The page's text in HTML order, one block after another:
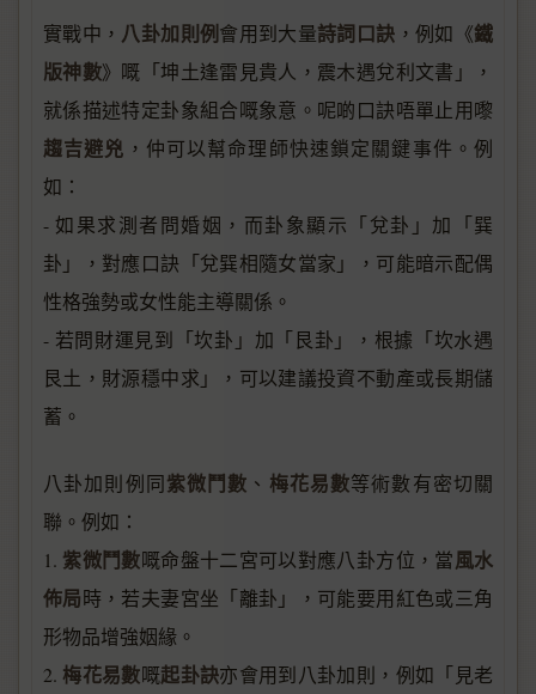
實戰中， 八卦加則例會用到大量詩詞口訣 ，例如《鐵
版神數》嘅「坤土逢雷見貴人，震木遇兌利文書」，
就係描述特定卦象組合嘅象意。呢啲口訣唔單止用嚟
趨吉避兇 ，仲可以幫命理師快速鎖定關鍵事件。例
如：
- 如果求測者問婚姻，而卦象顯示「兌卦」加「巽
卦」，對應口訣「兌巽相隨女當家」，可能暗示配偶
性格強勢或女性能主導關係。
- 若問財運見到「坎卦」加「艮卦」，根據「坎水遇
艮土，財源穩中求」，可以建議投資不動產或長期儲
蓄。
八卦加則例同紫微鬥數 、 梅花易數等術數有密切關
聯。例如：
1. 紫微鬥數嘅命盤十二宮可以對應八卦方位，當風水
佈局時，若夫妻宮坐「離卦」，可能要用紅色或三角
形物品增強姻緣。
2. 梅花易數嘅起卦訣亦會用到八卦加則，例如「見老